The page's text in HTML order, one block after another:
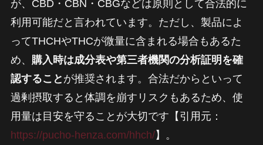
が、CBD・CBN・CBGなどは原則として合法的に
利用可能だと言われています。ただし、製品によ
ってTHCHやTHCが微量に含まれる場合もあるた
め、 購入時は成分表や第三者機関の分析証明を確
認すること が推奨されます。合法だからといって
過剰摂取すると体調を崩すリスクもあるため、使
用量は目安を守ることが大切です【引用元：
https://pucho-henza.com/hhch/】。